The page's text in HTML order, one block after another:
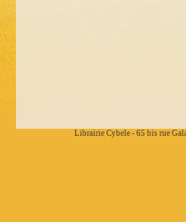
Librairie Cybele - 65 bis rue